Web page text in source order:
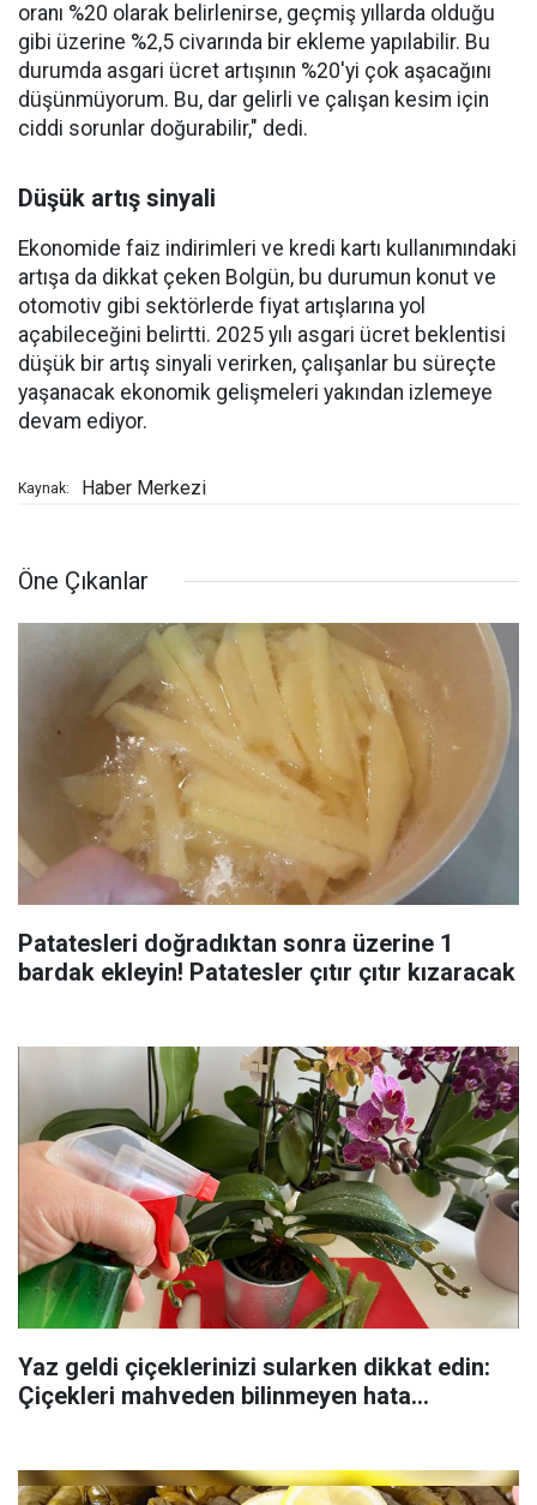
oranı %20 olarak belirlenirse, geçmiş yıllarda olduğu
gibi üzerine %2,5 civarında bir ekleme yapılabilir. Bu
durumda asgari ücret artışının %20'yi çok aşacağını
düşünmüyorum. Bu, dar gelirli ve çalışan kesim için
ciddi sorunlar doğurabilir," dedi.
Düşük artış sinyali
Ekonomide faiz indirimleri ve kredi kartı kullanımındaki
artışa da dikkat çeken Bolgün, bu durumun konut ve
otomotiv gibi sektörlerde fiyat artışlarına yol
açabileceğini belirtti. 2025 yılı asgari ücret beklentisi
düşük bir artış sinyali verirken, çalışanlar bu süreçte
yaşanacak ekonomik gelişmeleri yakından izlemeye
devam ediyor.
Kaynak: Haber Merkezi
Öne Çıkanlar
Patatesleri doğradıktan sonra üzerine 1
bardak ekleyin! Patatesler çıtır çıtır kızaracak
Yaz geldi çiçeklerinizi sularken dikkat edin:
Çiçekleri mahveden bilinmeyen hata...